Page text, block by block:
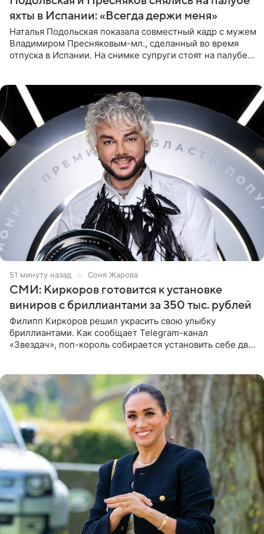
яхты в Испании: «Всегда держи меня»
Наталья Подольская показала совместный кадр с мужем
Владимиром Пресняковым-мл., сделанный во время
отпуска в Испании. На снимке супруги стоят на палубе
51 минуту назад Соня Жарова
СМИ: Киркоров готовится к установке
виниров с бриллиантами за 350 тыс. рублей
Филипп Киркоров решил украсить свою улыбку
бриллиантами. Как сообщает Telegram-канал
«Звездач», поп-король собирается установить себе два